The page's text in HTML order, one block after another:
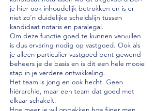
je hier ook inhoudelijk betrokken en is er
niet zo’n duidelijke scheidslijn tussen
kandidaat notaris en paralegal.
Om deze functie goed te kunnen vervullen
is dus ervaring nodig op vastgoed. Ook als
je alleen particulier vastgoed bent gewend
beheers je de basis en is dit een hele mooie
stap in je verdere ontwikkeling.
Het team is jong en ook hecht. Geen
hiërarchie, maar een team dat goed met
elkaar schakelt.